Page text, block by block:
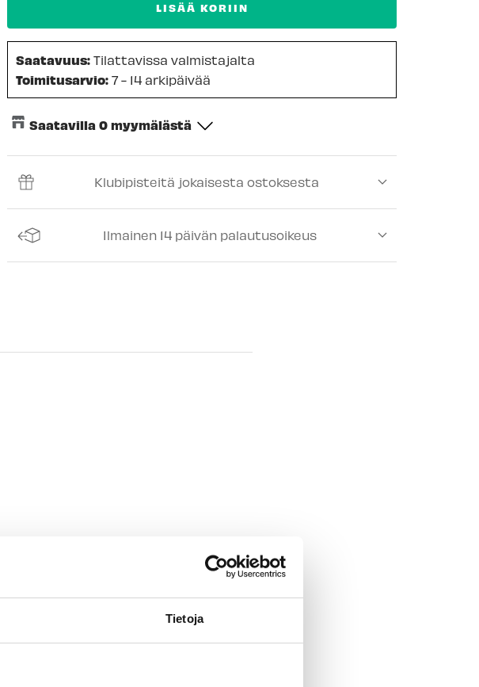
Tietoja
LISÄÄ KORIIN
Saatavuus:Tilattavissa valmistajalta
Toimitusarvio:7 - 14 arkipäivää
Saatavilla 0 myymälästä
Keskusvarasto-Tilapäisesti loppu
Espoon Myymälä-Tilapäisesti loppu
Klubipisteitä jokaisesta ostoksesta
Ilmainen 14 päivän palautusoikeus
-
tuotteesta